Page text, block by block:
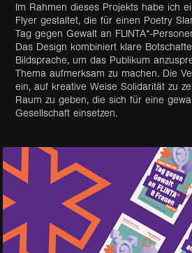
Im Rahmen dieses Projekts habe ich
Flyer gestaltet, die für einen Poetry
Tag gegen Gewalt an FLINTA*-
Das Design kombiniert klare
Bildsprache, um das Publikum
Thema aufmerksam zu machen. Die
ein, auf kreative Weise Solidarität zu
Raum zu geben, die sich für eine
Gesellschaft einsetzen.